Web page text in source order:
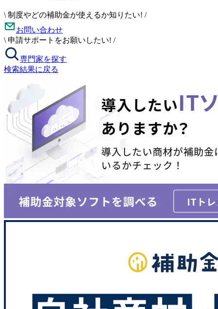
\ 制度やどの補助金が使えるか知りたい! /
お問い合わせ
\ 申請サポートをお願いしたい! /
専門家を探す
検索結果に戻る